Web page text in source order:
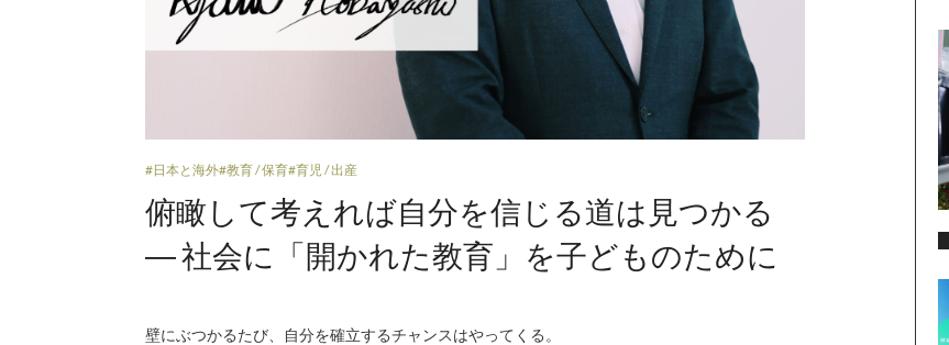
#日本と海外#教育 / 保育#育児 / 出産
俯瞰して考えれば自分を信じる道は見つかる
― 社会に「開かれた教育」を子どものために
壁にぶつかるたび、自分を確立するチャンスはやってくる。